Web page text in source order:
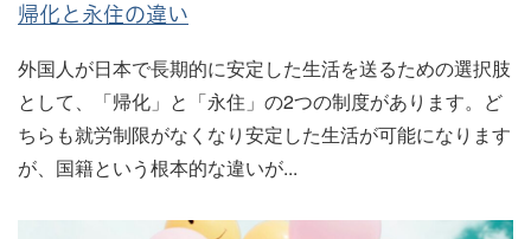
帰化と永住の違い
外国人が日本で長期的に安定した生活を送るための選択肢
として、「帰化」と「永住」の2つの制度があります。ど
ちらも就労制限がなくなり安定した生活が可能になります
が、国籍という根本的な違いが...